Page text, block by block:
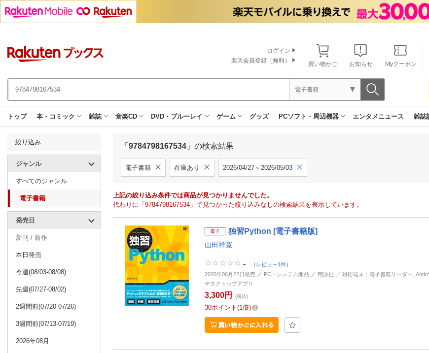
買い物かご お知らせ Myクーポン
ログイン
楽天会員登録（無料）
電子書籍
トップ 本・コミック 雑誌 音楽CD DVD・ブルーレイ ゲーム グッズ PCソフト・周辺機器 エンタメニュース 雑誌
絞り込み
ジャンル
すべてのジャンル
電子書籍
発売日
新刊 / 新作
本日発売
今週(08/03-08/08)
先週(07/27-08/02)
2週間前(07/20-07/26)
3週間前(07/13-07/19)
2026年08月
「 9784798167534 」の検索結果
電子書籍 在庫あり 2026/04/27～2026/05/03
上記の絞り込み条件では商品が見つかりませんでした。
代わりに「9784798167534」で見つかった絞り込みなしの検索結果を表示しています。
電子 独習Python [電子書籍版]
山田祥寛
- （ レビュー1件）
2020年06月22日発売 ／ PC・システム開発 ／ 翔泳社 ／ 対応端末：電子書籍リーダー,
デスクトップアプリ
3,300円 (税込)
30ポイント 1倍